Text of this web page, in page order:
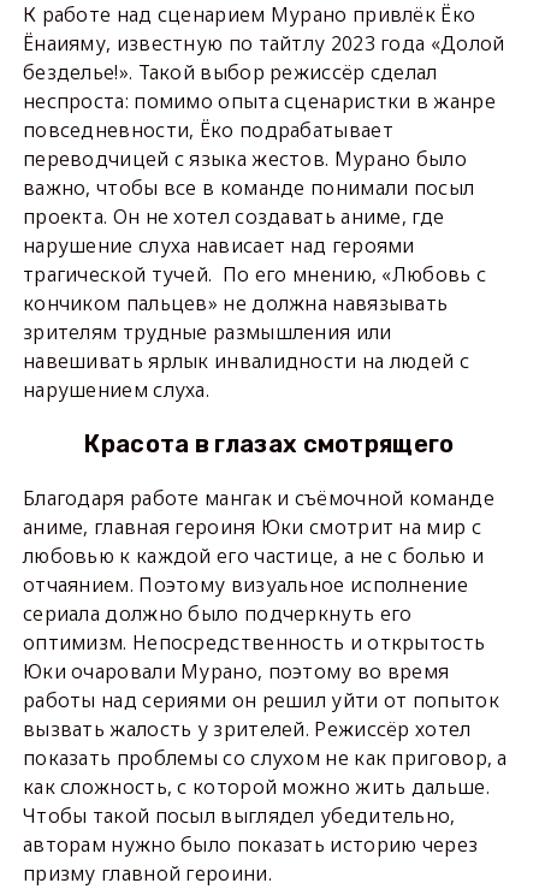
К работе над сценарием Мурано привлёк Ёко
Ёнаияму, известную по тайтлу 2023 года «Долой
безделье!». Такой выбор режиссёр сделал
неспроста: помимо опыта сценаристки в жанре
повседневности, Ёко подрабатывает
переводчицей с языка жестов. Мурано было
важно, чтобы все в команде понимали посыл
проекта. Он не хотел создавать аниме, где
нарушение слуха нависает над героями
трагической тучей. По его мнению, «Любовь с
кончиком пальцев» не должна навязывать
зрителям трудные размышления или
навешивать ярлык инвалидности на людей с
нарушением слуха.
Красота в глазах смотрящего
Благодаря работе мангак и съёмочной команде
аниме, главная героиня Юки смотрит на мир с
любовью к каждой его частице, а не с болью и
отчаянием. Поэтому визуальное исполнение
сериала должно было подчеркнуть его
оптимизм. Непосредственность и открытость
Юки очаровали Мурано, поэтому во время
работы над сериями он решил уйти от попыток
вызвать жалость у зрителей. Режиссёр хотел
показать проблемы со слухом не как приговор, а
как сложность, с которой можно жить дальше.
Чтобы такой посыл выглядел убедительно,
авторам нужно было показать историю через
призму главной героини.